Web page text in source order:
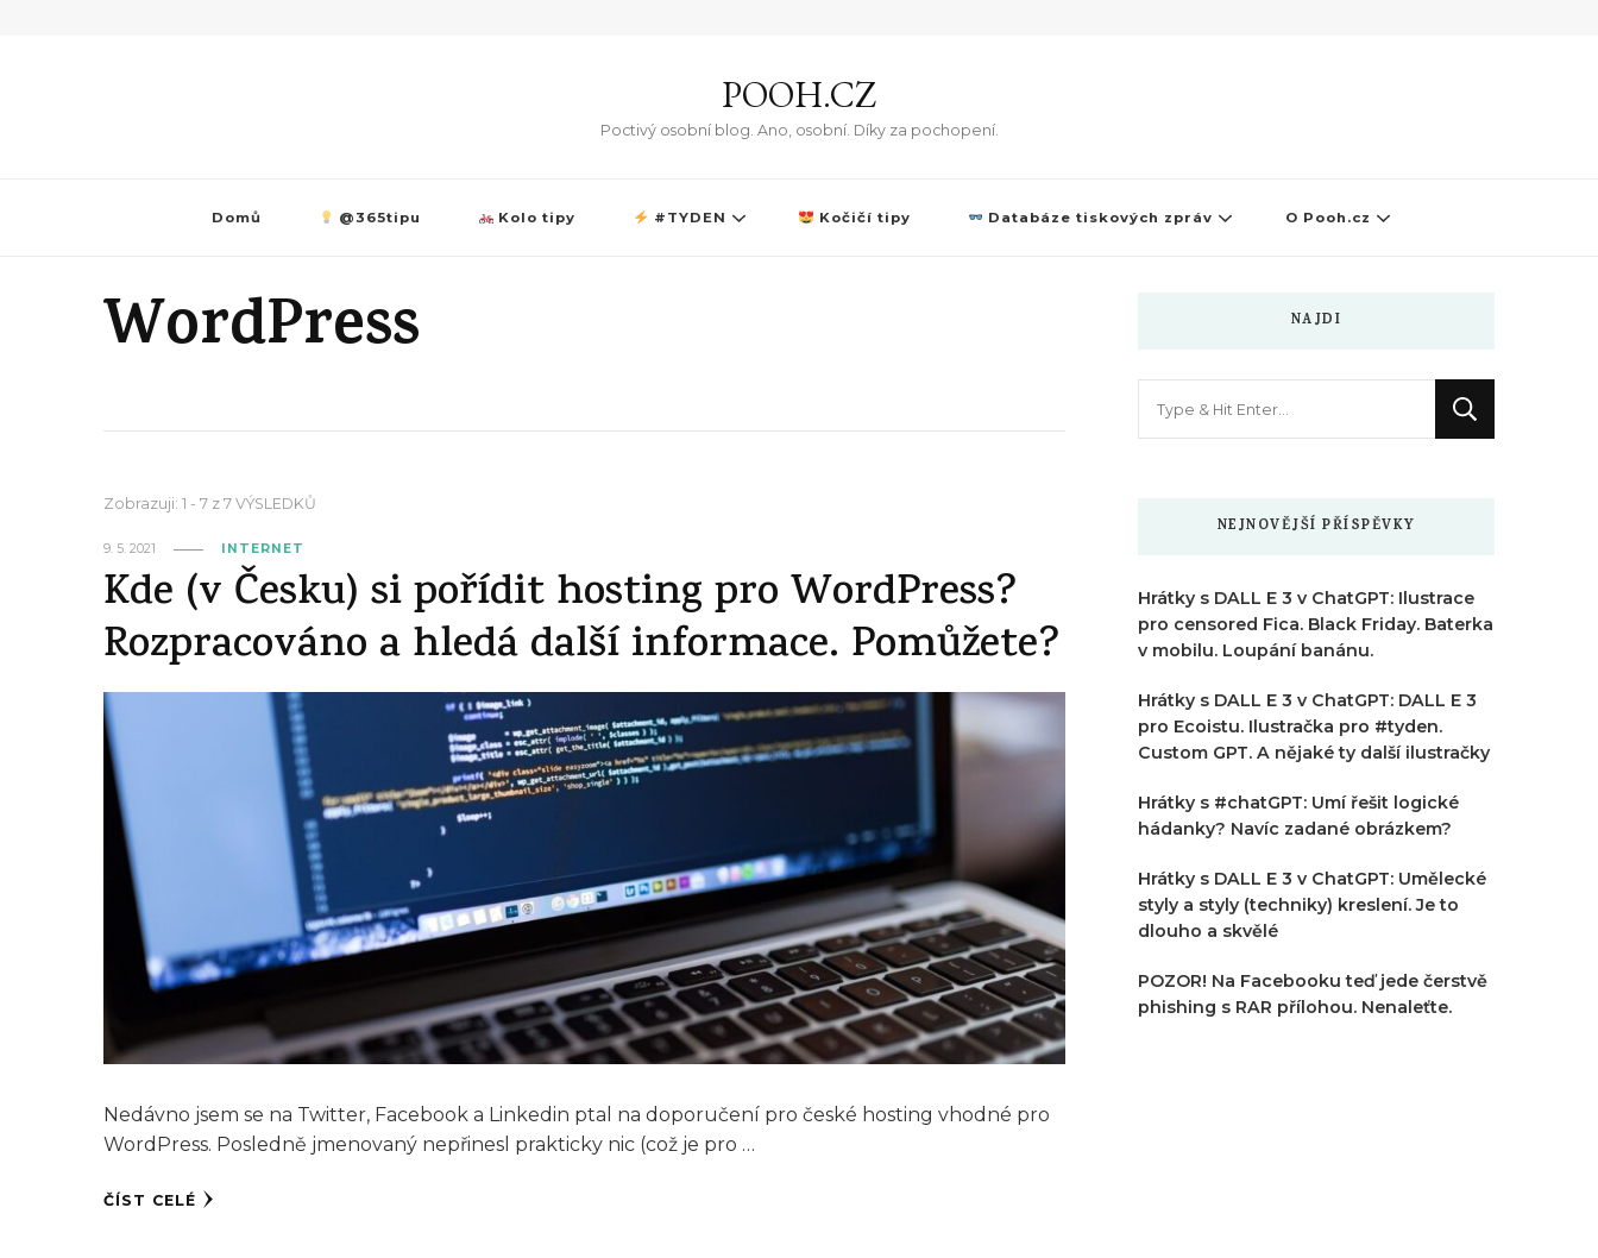
POOH.CZ
Poctivý osobní blog. Ano, osobní. Díky za pochopení.
Domů @365tipu Kolo tipy #TYDEN Kočičí tipy Databáze tiskových zpráv O Pooh.cz
WordPress
Zobrazuji: 1 - 7 z 7 VÝSLEDKŮ
9. 5. 2021 INTERNET
Kde (v Česku) si pořídit hosting pro WordPress?
Rozpracováno a hledá další informace. Pomůžete?
Nedávno jsem se na Twitter, Facebook a Linkedin ptal na doporučení pro české hosting vhodné pro
WordPress. Posledně jmenovaný nepřinesl prakticky nic (což je pro …
ČÍST CELÉ
NAJDI
NEJNOVĚJŠÍ PŘÍSPĚVKY
Hrátky s DALL E 3 v ChatGPT: Ilustrace
pro censored Fica. Black Friday. Baterka
v mobilu. Loupání banánu.
Hrátky s DALL E 3 v ChatGPT: DALL E 3
pro Ecoistu. Ilustračka pro #tyden.
Custom GPT. A nějaké ty další ilustračky
Hrátky s #chatGPT: Umí řešit logické
hádanky? Navíc zadané obrázkem?
Hrátky s DALL E 3 v ChatGPT: Umělecké
styly a styly (techniky) kreslení. Je to
dlouho a skvělé
POZOR! Na Facebooku teď jede čerstvě
phishing s RAR přílohou. Nenaleťte.